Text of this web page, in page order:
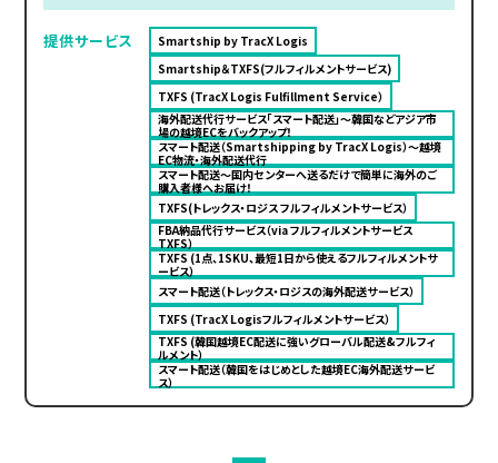
提供サービス
Smartship by TracX Logis
Smartship＆TXFS(フルフィルメントサービス)
TXFS (TracX Logis Fulfillment Service）
海外配送代行サービス「スマート配送」〜韓国などアジア市
場の越境ECをバックアップ！
スマート配送（Smartshipping by TracX Logis）～越境
EC物流・海外配送代行
スマート配送～国内センターへ送るだけで簡単に海外のご
購入者様へお届け！
TXFS(トレックス・ロジス フルフィルメントサービス）
FBA納品代行サービス（via フルフィルメントサービス
TXFS）
TXFS (1点、1SKU、最短1日から使えるフルフィルメントサ
ービス）
スマート配送（トレックス・ロジスの海外配送サービス）
TXFS (TracX Logisフルフィルメントサービス）
TXFS (韓国越境EC配送に強いグローバル配送&フルフィ
ルメント）
スマート配送（韓国をはじめとした越境EC海外配送サービ
ス）